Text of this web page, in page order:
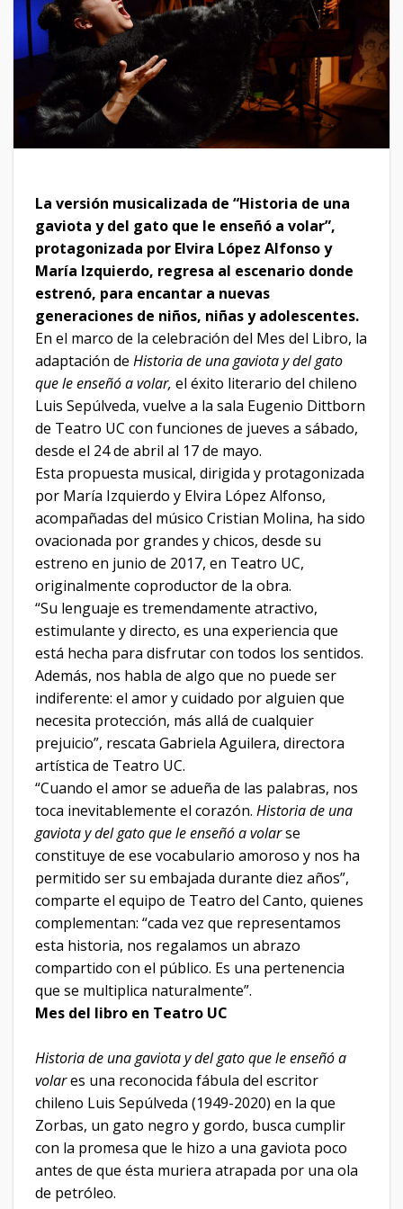
La versión musicalizada de “Historia de una
gaviota y del gato que le enseñó a volar”,
protagonizada por Elvira López Alfonso y
María Izquierdo, regresa al escenario donde
estrenó, para encantar a nuevas
generaciones de niños, niñas y adolescentes.
En el marco de la celebración del Mes del Libro, la
adaptación de Historia de una gaviota y del gato
que le enseñó a volar, el éxito literario del chileno
Luis Sepúlveda, vuelve a la sala Eugenio Dittborn
de Teatro UC con funciones de jueves a sábado,
desde el 24 de abril al 17 de mayo.
Esta propuesta musical, dirigida y protagonizada
por María Izquierdo y Elvira López Alfonso,
acompañadas del músico Cristian Molina, ha sido
ovacionada por grandes y chicos, desde su
estreno en junio de 2017, en Teatro UC,
originalmente coproductor de la obra.
“Su lenguaje es tremendamente atractivo,
estimulante y directo, es una experiencia que
está hecha para disfrutar con todos los sentidos.
Además, nos habla de algo que no puede ser
indiferente: el amor y cuidado por alguien que
necesita protección, más allá de cualquier
prejuicio”, rescata Gabriela Aguilera, directora
artística de Teatro UC.
“Cuando el amor se adueña de las palabras, nos
toca inevitablemente el corazón. Historia de una
gaviota y del gato que le enseñó a volarse
constituye de ese vocabulario amoroso y nos ha
permitido ser su embajada durante diez años”,
comparte el equipo de Teatro del Canto, quienes
complementan: “cada vez que representamos
esta historia, nos regalamos un abrazo
compartido con el público. Es una pertenencia
que se multiplica naturalmente”.
Mes del libro en Teatro UC
Historia de una gaviota y del gato que le enseñó a
volares una reconocida fábula del escritor
chileno Luis Sepúlveda (1949-2020) en la que
Zorbas, un gato negro y gordo, busca cumplir
con la promesa que le hizo a una gaviota poco
antes de que ésta muriera atrapada por una ola
de petróleo.